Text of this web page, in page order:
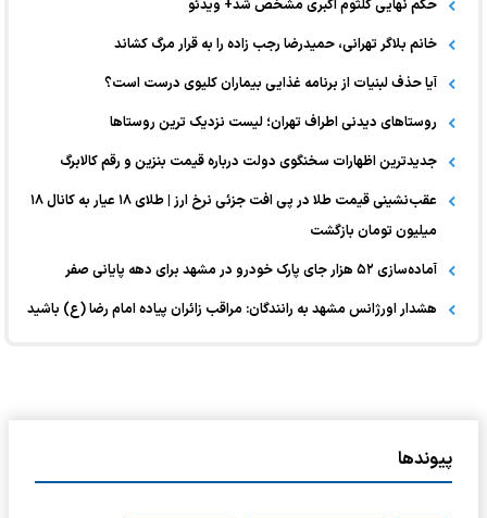
حکم نهایی کلثوم اکبری مشخص شد+ ویدئو
خانم بلاگر تهرانی، حمیدرضا رجب زاده را به قرار مرگ کشاند
آیا حذف لبنیات از برنامه غذایی بیماران کلیوی درست است؟
روستاهای دیدنی اطراف تهران؛ لیست نزدیک ترین روستاها
جدیدترین اظهارات سخنگوی دولت درباره قیمت بنزین و رقم کالابرگ
عقب‌نشینی قیمت طلا در پی افت جزئی نرخ ارز | طلای ۱۸ عیار به کانال ۱۸
میلیون تومان بازگشت
آماده‌سازی ۵۲ هزار جای پارک خودرو در مشهد برای دهه پایانی صفر
هشدار اورژانس مشهد به رانندگان: مراقب زائران پیاده امام رضا (ع) باشید
پیوندها